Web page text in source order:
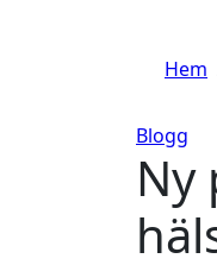
Hem
Blogg
Ny